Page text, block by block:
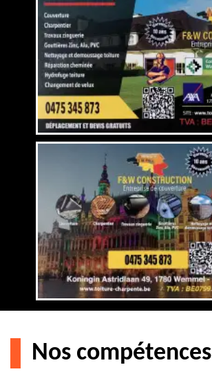
Nos compétences